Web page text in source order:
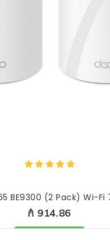
BE9300 (2 Pack) Wi-Fi
₼ 914.86
Məhsul mövcüddur